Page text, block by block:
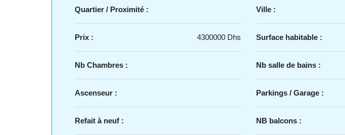
Quartier / Proximité :
Prix : 4300000 Dhs
Nb Chambres :
Ascenseur :
Refait à neuf :
Ville :
Surface habitable :
Nb salle de bains :
Parkings / Garage :
NB balcons :